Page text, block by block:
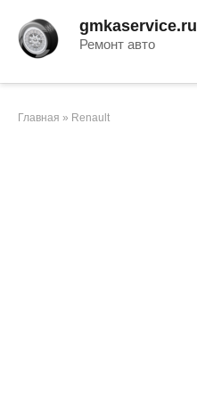
контенту
gmkaservice.ru
Ремонт авто
Главная » Renault